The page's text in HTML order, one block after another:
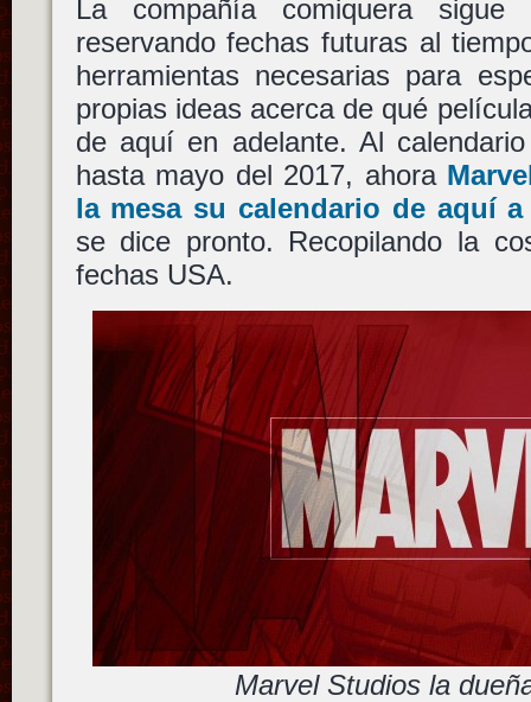
La compañía comiquera
reservando fechas futuras al
herramientas necesarias para
propias ideas acerca de qué
de aquí en adelante. Al
hasta mayo del 2017, ahora
la mesa su calendario de aquí a
se dice pronto. Recopilando la
fechas USA.
Marvel Studios la